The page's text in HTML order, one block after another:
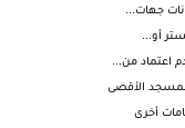
اعتماد من...
الأقصى
أخرى